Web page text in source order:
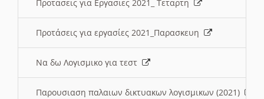
Προτασεις για Εργασιες 2021_ Τεταρτη
Προτάσεις για εργασίες 2021_Παρασκευη
Να δω Λογισμικο για τεστ
Παρουσιαση παλαιων δικτυακων λογισμικων (2021)